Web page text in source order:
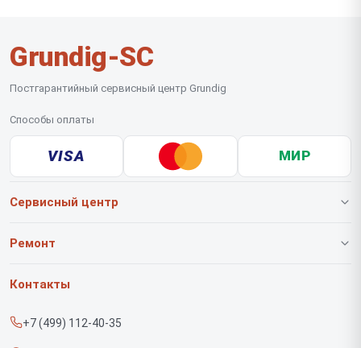
Grundig-SC
Постгарантийный сервисный центр Grundig
Способы оплаты
VISA МИР
Сервисный центр
О нашем сервисе
Срочный ремонт
Ремонт
Роботов-пылесосов
Контакты
+7 (499) 112-40-35